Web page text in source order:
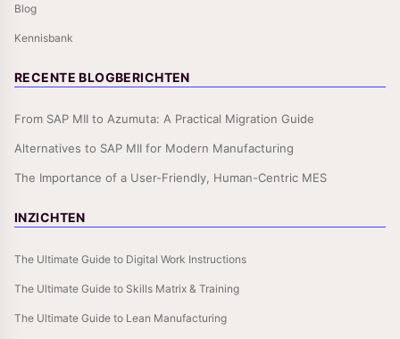
Blog
Kennisbank
RECENTE BLOGBERICHTEN
From SAP MII to Azumuta: A Practical Migration Guide
Alternatives to SAP MII for Modern Manufacturing
The Importance of a User-Friendly, Human-Centric MES
INZICHTEN
The Ultimate Guide to Digital Work Instructions
The Ultimate Guide to Skills Matrix & Training
The Ultimate Guide to Lean Manufacturing